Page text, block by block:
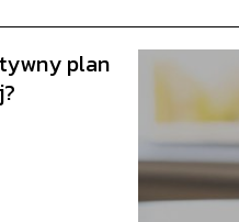
plan